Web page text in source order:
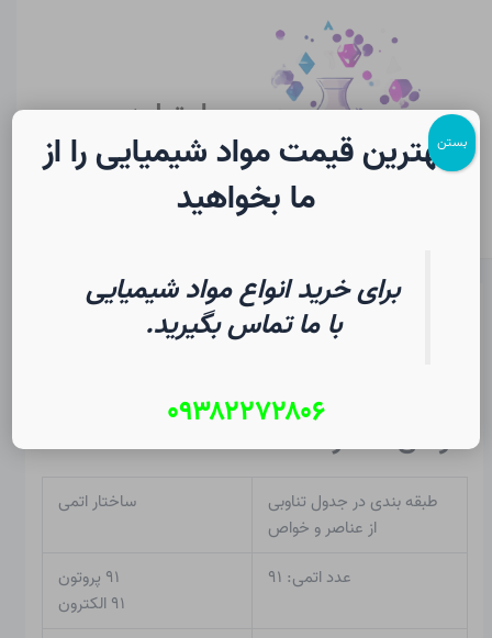
سایت لرن
شیمی
پروتاکتینیم در شیمی
خواص عنصر
طبقه بندی در جدول تناوبی
از عناصر و خواص
ساختار اتمی
عدد اتمی: ۹۱
۹۱ پروتون
۹۱ الکترون
بهترین قیمت مواد شیمیایی را از
ما بخواهید
برای خرید انواع مواد شیمیایی
با ما تماس بگیرید.
۰۹۳۸۲۲۷۲۸۰۶
بستن